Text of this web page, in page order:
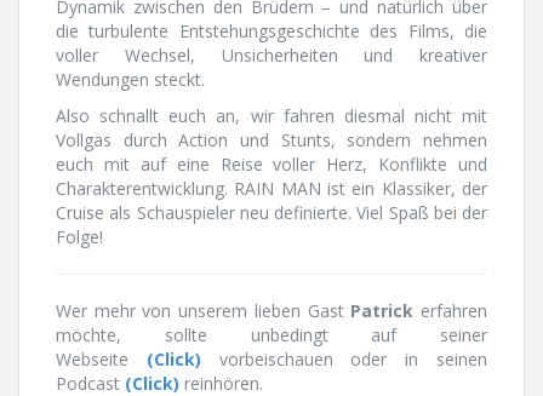
Dynamik zwischen den Brüdern – und natürlich über
die turbulente Entstehungsgeschichte des Films, die
voller Wechsel, Unsicherheiten und kreativer
Wendungen steckt.
Also schnallt euch an, wir fahren diesmal nicht mit
Vollgas durch Action und Stunts, sondern nehmen
euch mit auf eine Reise voller Herz, Konflikte und
Charakterentwicklung. RAIN MAN ist ein Klassiker, der
Cruise als Schauspieler neu definierte. Viel Spaß bei der
Folge!
Wer mehr von unserem lieben Gast Patrick erfahren
möchte, sollte unbedingt auf seiner
Webseite (Click) vorbeischauen oder in seinen
Podcast (Click) reinhören.